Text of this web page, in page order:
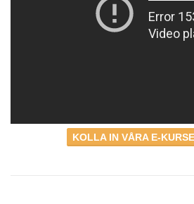
KOLLA IN VÅRA E-